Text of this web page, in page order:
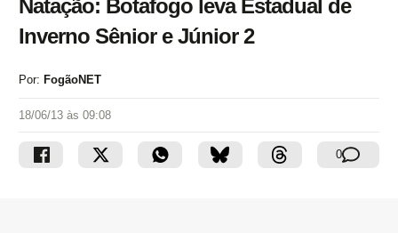
Natação: Botafogo leva Estadual de
Inverno Sênior e Júnior 2
Por: FogãoNET
18/06/13 às 09:08
0